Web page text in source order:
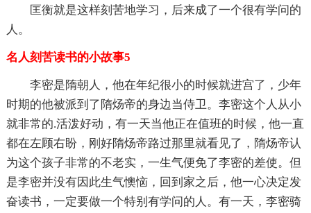
匡衡就是这样刻苦地学习，后来成了一个很有学问的
人。
名人刻苦读书的小故事5
李密是隋朝人，他在年纪很小的时候就进宫了，少年
时期的他被派到了隋炀帝的身边当侍卫。李密这个人从小
就非常的.活泼好动，有一天当他正在值班的时候，他一直
都在左顾右盼，刚好隋炀帝路过那里就看见了，隋炀帝认
为这个孩子非常的不老实，一生气便免了李密的差使。但
是李密并没有因此生气懊恼，回到家之后，他一心决定发
奋读书，一定要做一个特别有学问的人。有一天，李密骑